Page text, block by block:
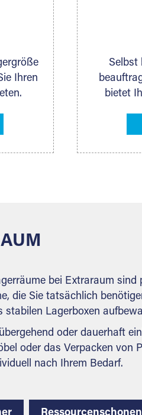
Ihren
sofort
Selbst
bietet
bei Extraraum
die Sie tatsächlich
stabilen Lagerboxen
oder dauerhaft
oder das Verpacken von
nach Ihrem Bedarf.